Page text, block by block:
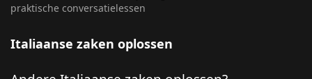
praktische conversatielessen
Italiaanse zaken oplossen